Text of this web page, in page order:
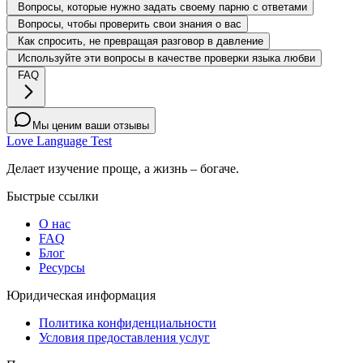
Вопросы, которые нужно задать своему парню с ответами
Вопросы, чтобы проверить свои знания о вас
Как спросить, не превращая разговор в давление
Используйте эти вопросы в качестве проверки языка любви
FAQ
Мы ценим ваши отзывы
Love Language Test
Делает изучение проще, а жизнь – богаче.
Быстрые ссылки
О нас
FAQ
Блог
Ресурсы
Юридическая информация
Политика конфиденциальности
Условия предоставления услуг